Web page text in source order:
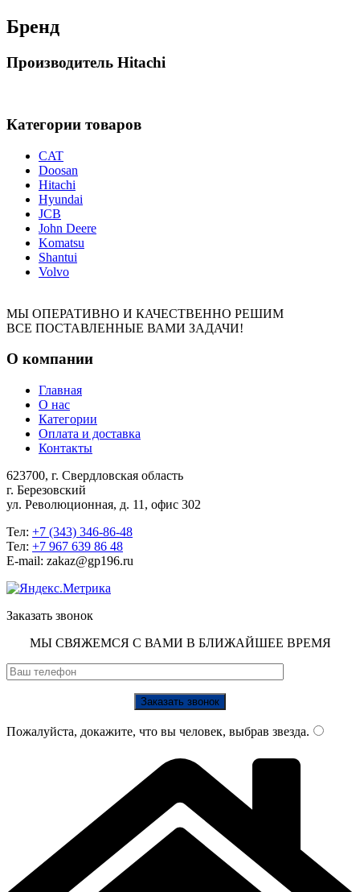
Бренд
Производитель Hitachi
Категории товаров
CAT
Doosan
Hitachi
Hyundai
JCB
John Deere
Komatsu
Shantui
Volvo
МЫ ОПЕРАТИВНО И КАЧЕСТВЕННО РЕШИМ
ВСЕ ПОСТАВЛЕННЫЕ ВАМИ ЗАДАЧИ!
О компании
Главная
О нас
Категории
Оплата и доставка
Контакты
623700, г. Свердловская область
г. Березовский
ул. Революционная, д. 11, офис 302
Тел: +7 (343) 346-86-48
Тел: +7 967 639 86 48
E-mail: zakaz@gp196.ru
Заказать звонок
МЫ СВЯЖЕМСЯ С ВАМИ В БЛИЖАЙШЕЕ ВРЕМЯ
Пожалуйста, докажите, что вы человек, выбрав звезда.